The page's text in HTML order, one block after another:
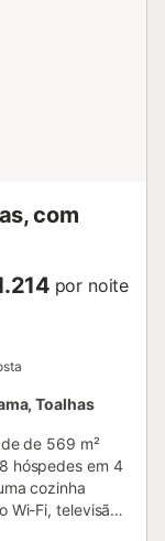
com
por noite
Toalhas
de 569 m²
hóspedes em 4
cozinha
Wi-Fi, televisão